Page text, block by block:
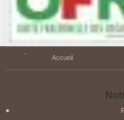
Accueil